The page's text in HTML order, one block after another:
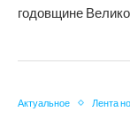
годовщине
Актуальное Лента